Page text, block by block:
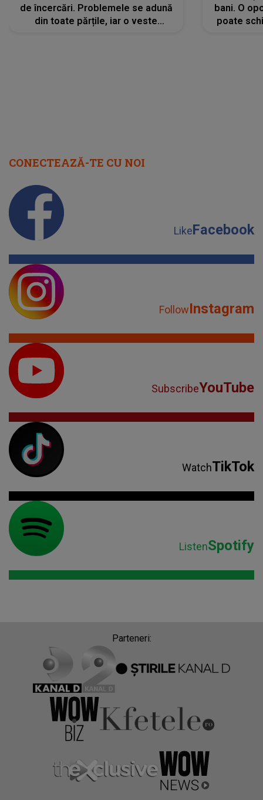
de încercări. Problemele se adună
din toate părțile, iar o veste
bani. O
poate
CONECTEAZĂ-TE CU NOI
LikeFacebook
FollowInstagram
SubscribeYouTube
WatchTikTok
ListenSpotify
Parteneri: